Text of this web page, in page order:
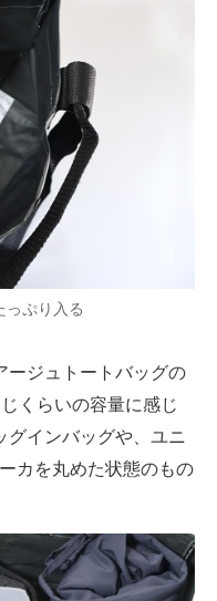
っぷり入る
ジュトートバッグの
くらいの容量に感じ
グインバッグや、ユニ
カを丸めた状態のもの